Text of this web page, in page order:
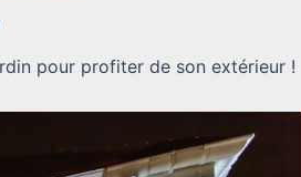
pour profiter de son extérieur !